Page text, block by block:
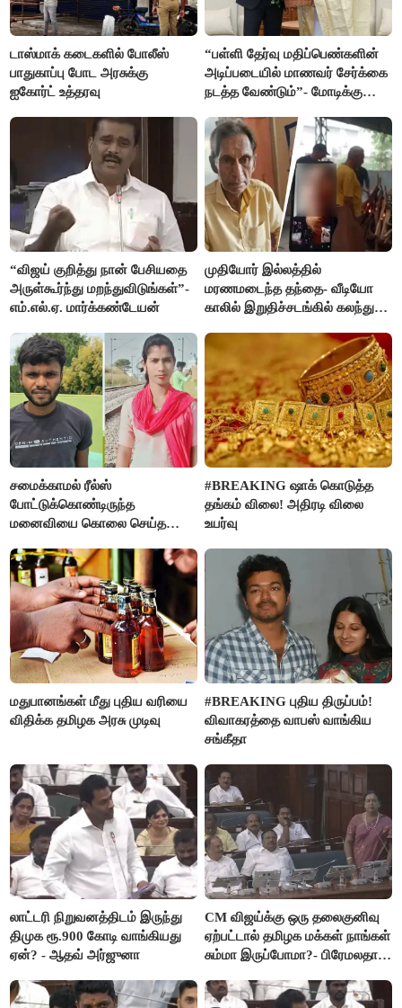
டாஸ்மாக் கடைகளில் போலீஸ்
பாதுகாப்பு போட அரசுக்கு
ஐகோர்ட் உத்தரவு
“பள்ளி தேர்வு மதிப்பெண்களின்
அடிப்படையில் மாணவர் சேர்க்கை
நடத்த வேண்டும்”- மோடிக்கு
“விஜய் குறித்து நான் பேசியதை
அருள்கூர்ந்து மறந்துவிடுங்கள்”-
எம்.எல்.ஏ. மார்க்கண்டேயன்
முதியோர் இல்லத்தில்
மரணமடைந்த தந்தை- வீடியோ
காலில் இறுதிச்சடங்கில் கலந்து
சமைக்காமல் ரீல்ஸ்
போட்டுக்கொண்டிருந்த
மனைவியை கொலை செய்த
#BREAKING ஷாக் கொடுத்த
தங்கம் விலை! அதிரடி விலை
உயர்வு
மதுபானங்கள் மீது புதிய வரியை
விதிக்க தமிழக அரசு முடிவு
#BREAKING புதிய திருப்பம்!
விவாகரத்தை வாபஸ் வாங்கிய
சங்கீதா
லாட்டரி நிறுவனத்திடம் இருந்து
திமுக ரூ.900 கோடி வாங்கியது
ஏன்? - ஆதவ் அர்ஜுனா
CM விஜய்க்கு ஒரு தலைகுனிவு
ஏற்பட்டால் தமிழக மக்கள் நாங்கள்
சும்மா இருப்போமா?- பிரேமலதா